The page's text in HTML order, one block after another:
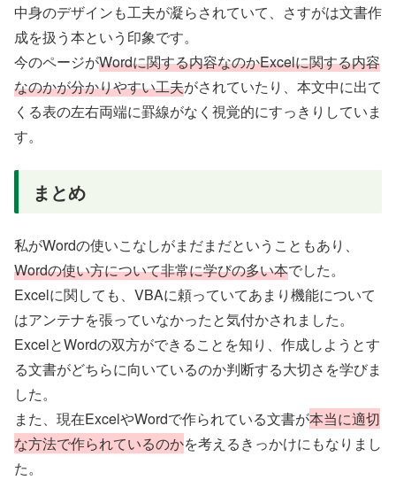
中身のデザインも工夫が凝らされていて、さすがは文書作
成を扱う本という印象です。
今のページがWordに関する内容なのかExcelに関する内容
なのかが分かりやすい工夫がされていたり、本文中に出て
くる表の左右両端に罫線がなく視覚的にすっきりしていま
す。
まとめ
私がWordの使いこなしがまだまだということもあり、
Wordの使い方について非常に学びの多い本でした。
Excelに関しても、VBAに頼っていてあまり機能について
はアンテナを張っていなかったと気付かされました。
ExcelとWordの双方ができることを知り、作成しようとす
る文書がどちらに向いているのか判断する大切さを学びま
した。
また、現在ExcelやWordで作られている文書が本当に適切
な方法で作られているのかを考えるきっかけにもなりまし
た。